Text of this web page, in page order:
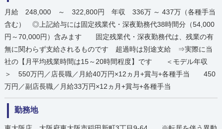
月給 248,000 ～ 322,800円 年収 336万 ～ 437万（各種手当
含む） ◎上記給与には固定残業代・深夜勤務代38時間分（54,000
円～70,000円）含みます 固定残業代・深夜勤務代は、残業の有
無に関わらず支給されるものです 超過時は別途支給 ⇒実際に当
社の【月平均残業時間は15～20時間程度】です ＜モデル年収
＞ 550万円／店長職／月給40万円×12ヵ月+賞与+各種手当 450
万円／副店長職／月給33万円×12ヵ月+賞与+各種手当
勤務地